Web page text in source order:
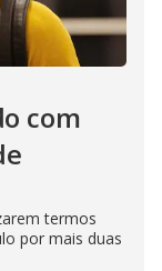
com
termos
por mais duas